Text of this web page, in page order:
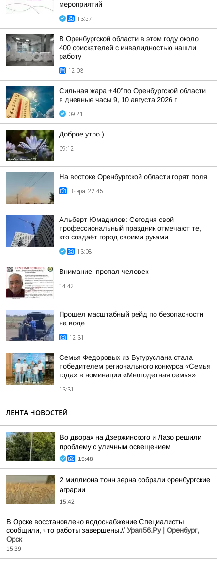
мероприятий
13:57
В Оренбургской области в этом году около
400 соискателей с инвалидностью нашли
работу
12:03
Сильная жара +40°по Оренбургской области
в дневные часы 9, 10 августа 2026 г
09:21
Доброе утро )
09:12
На востоке Оренбургской области горят поля
Вчера, 22:45
Альберт Юмадилов: Сегодня свой
профессиональный праздник отмечают те,
кто создаёт город своими руками
13:08
Внимание, пропал человек
14:42
Прошел масштабный рейд по безопасности
на воде
12:31
Семья Федоровых из Бугуруслана стала
победителем регионального конкурса «Семья
года» в номинации «Многодетная семья»
13:31
ЛЕНТА НОВОСТЕЙ
Во дворах на Дзержинского и Лазо решили
проблему с уличным освещением
15:48
2 миллиона тонн зерна собрали оренбургские
аграрии
15:42
В Орске восстановлено водоснабжение Специалисты
сообщили, что работы завершены.// Урал56.Ру | Оренбург,
Орск
15:39